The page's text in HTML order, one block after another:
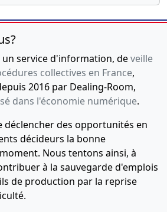
un service d'information, deveille
collectives en France,
2016 par Dealing-Room,
dans l'économie numérique.
déclencher des opportunités en
décideurs la bonne
Nous tentons ainsi, à
à la sauvegarde d'emplois
de production par la reprise